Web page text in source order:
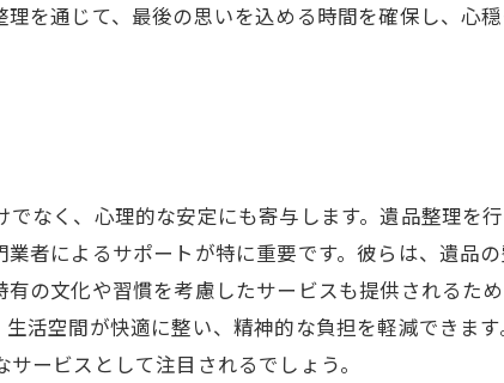
を通じて、最後の思いを込める時間を確保し、心
なく、心理的な安定にも寄与します。遺品整理を
者によるサポートが特に重要です。彼らは、遺品
の文化や習慣を考慮したサービスも提供されるた
活空間が快適に整い、精神的な負担を軽減できま
ービスとして注目されるでしょう。